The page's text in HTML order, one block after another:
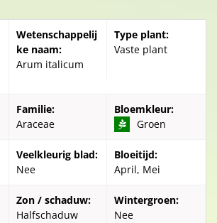
Wetenschappelij
ke naam:
Arum italicum
Type plant:
Vaste plant
Familie:
Araceae
Bloemkleur:
Groen
Veelkleurig blad:
Nee
Bloeitijd:
April, Mei
Zon / schaduw:
Halfschaduw
Wintergroen:
Nee